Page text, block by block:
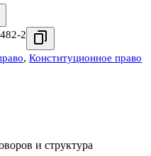
2
, Конституционное право
и структура